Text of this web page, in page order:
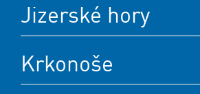
Jizerské hory
Krkonoše